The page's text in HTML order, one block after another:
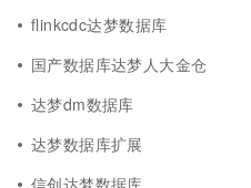
flinkcdc达梦数据库
国产数据库达梦人大金仓
达梦dm数据库
达梦数据库扩展
信创达梦数据库